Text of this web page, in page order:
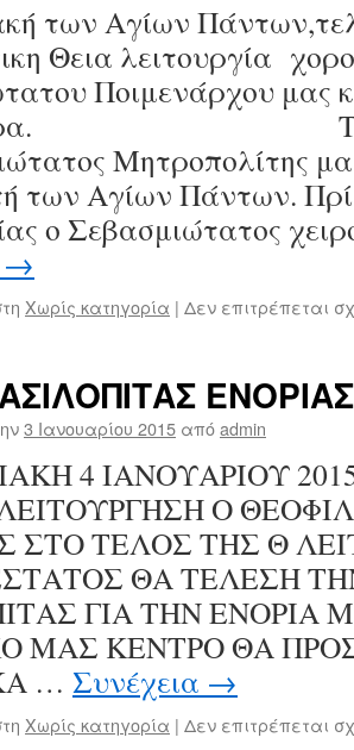
των Αγίων
Θεια λειτουργία
Ποιμενάρχου μας
Το Θείο
Μητροπολίτης
των Αγίων Πάντων.
ο Σεβασμιώτατος
→
Χωρίς κατηγορία | Δεν επιτρέπεται
ΕΝΟΡΙΑΣ
3 Ιανουαρίου 2015 απόadmin
4 ΙΑΝΟΥΑΡΙΟΥ
Ο
ΣΤΟ ΤΕΛΟΣ ΤΗΣ Θ
ΘΑ ΤΕΛΕΣΗ
ΓΙΑ ΤΗΝ ΕΝΟΡΙΑ
ΜΑΣ ΚΕΝΤΡΟ ΘΑ
… Συνέχεια →
Χωρίς κατηγορία | Δεν επιτρέπεται